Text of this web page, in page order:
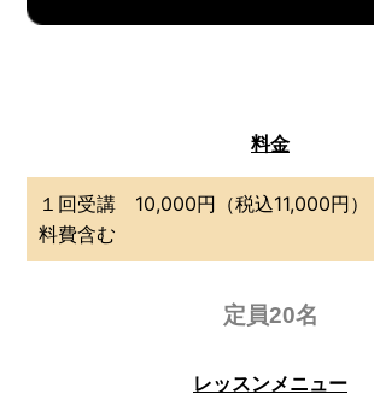
料金
１回受講 10,000円（税込11,000円
料費含む
定員20名
レッスンメニュー